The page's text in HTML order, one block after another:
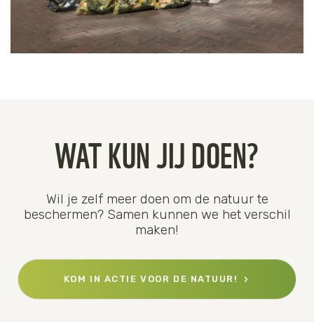
WAT KUN JIJ DOEN?
Wil je zelf meer doen om de natuur te
beschermen? Samen kunnen we het verschil
maken!
KOM IN ACTIE VOOR DE NATUUR!